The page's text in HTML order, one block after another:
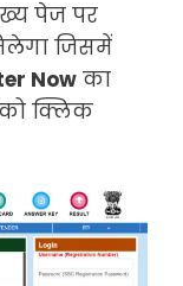
पेज पर
जिसमें
Now का
क्लिक